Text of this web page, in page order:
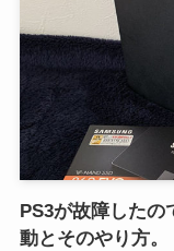
PS3が故障した
動とそのやり方。